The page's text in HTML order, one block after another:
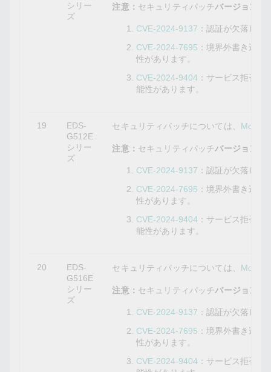
シリー
ズ
注意： セキュリティパッチバージョン
CVE-2024-9137 ：認証が欠落し
CVE-2024-7695 ：境界外書き込
性があります。
CVE-2024-9404 ：サービス拒否
能性があります。
19
EDS-
G512E
シリー
ズ
セキュリティパッチについては、 Moxa
注意： セキュリティパッチバージョン
CVE-2024-9137 ：認証が欠落し
CVE-2024-7695 ：境界外書き込
性があります。
CVE-2024-9404 ：サービス拒否
能性があります。
20
EDS-
G516E
シリー
ズ
セキュリティパッチについては、 Moxa
注意： セキュリティパッチバージョン
CVE-2024-9137 ：認証が欠落し
CVE-2024-7695 ：境界外書き込
性があります。
CVE-2024-9404 ：サービス拒否